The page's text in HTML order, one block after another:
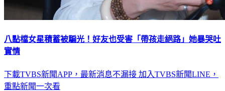
八點檔女星積蓄被騙光！好友也受害「帶孩走絕路」她暴哭吐
實情
下載TVBS新聞APP，最新消息不漏接 加入TVBS新聞LINE，
重點新聞一次看